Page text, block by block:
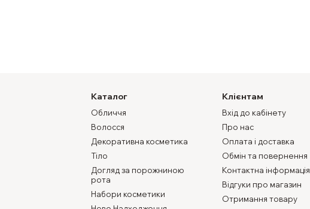
Каталог
Обличчя
Волосся
Декоративна косметика
Тіло
Догляд за порожниною
рота
Набори косметики
Клієнтам
Вхід до кабінету
Про нас
Оплата і доставка
Обмін та повернення
Контактна інформація
Відгуки про магазин
Отримання товару